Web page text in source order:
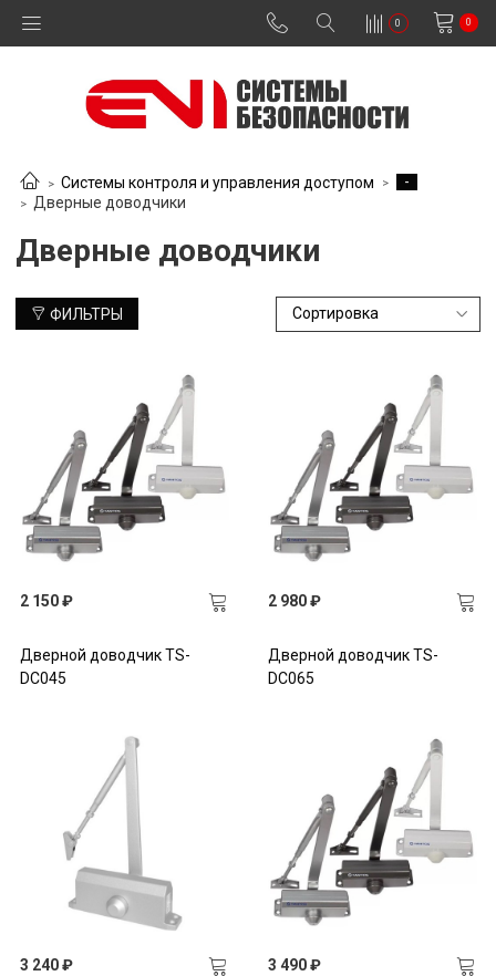
0 0
Системы контроля и управления доступом
-
Дверные доводчики
Дверные доводчики
ФИЛЬТРЫ
2 150 ₽
Дверной доводчик TS-
DC045
2 980 ₽
Дверной доводчик TS-
DC065
3 240 ₽ 3 490 ₽